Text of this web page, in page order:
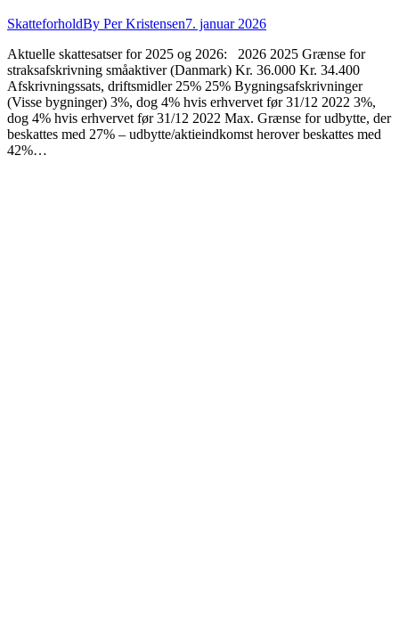
SkatteforholdBy Per Kristensen7. januar 2026
Aktuelle skattesatser for 2025 og 2026: 2026 2025 Grænse for
straksafskrivning småaktiver (Danmark) Kr. 36.000 Kr. 34.400
Afskrivningssats, driftsmidler 25% 25% Bygningsafskrivninger
(Visse bygninger) 3%, dog 4% hvis erhvervet før 31/12 2022 3%,
dog 4% hvis erhvervet før 31/12 2022 Max. Grænse for udbytte, der
beskattes med 27% – udbytte/aktieindkomst herover beskattes med
42%…